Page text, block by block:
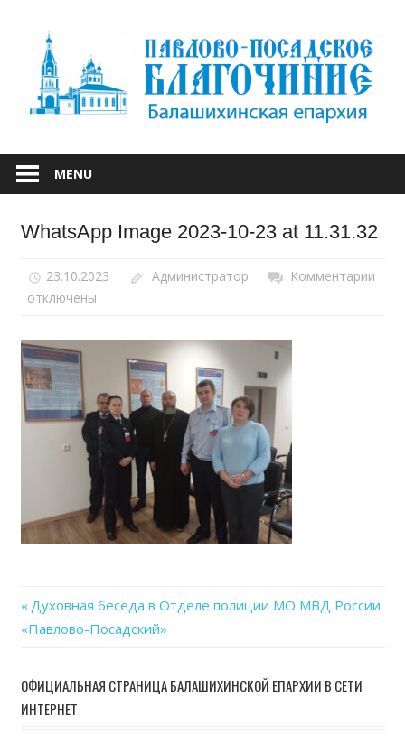
content
ПАВЛОВО-
ПОСАДСКОЕ
MENU
WhatsApp Image 2023-10-23 at 11.31.32
23.10.2023 Администратор Комментарии
отключены
Навигация
записям
Previous
Post:
Духовная беседа в Отделе полиции МО МВД России
«Павлово-Посадский»
ОФИЦИАЛЬНАЯ СТРАНИЦА БАЛАШИХИНСКОЙ ЕПАРХИИ В СЕТИ
ИНТЕРНЕТ